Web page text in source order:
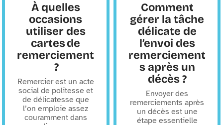
À quelles
occasions
utiliser des
cartes de
remerciement
?
Remercier est un acte
social de politesse et
de délicatesse que
l’on emploie assez
couramment dans
Comment
gérer la tâche
délicate de
l’envoi des
remerciement
s après un
décès ?
Envoyer des
remerciements après
un décès est une
étape essentielle